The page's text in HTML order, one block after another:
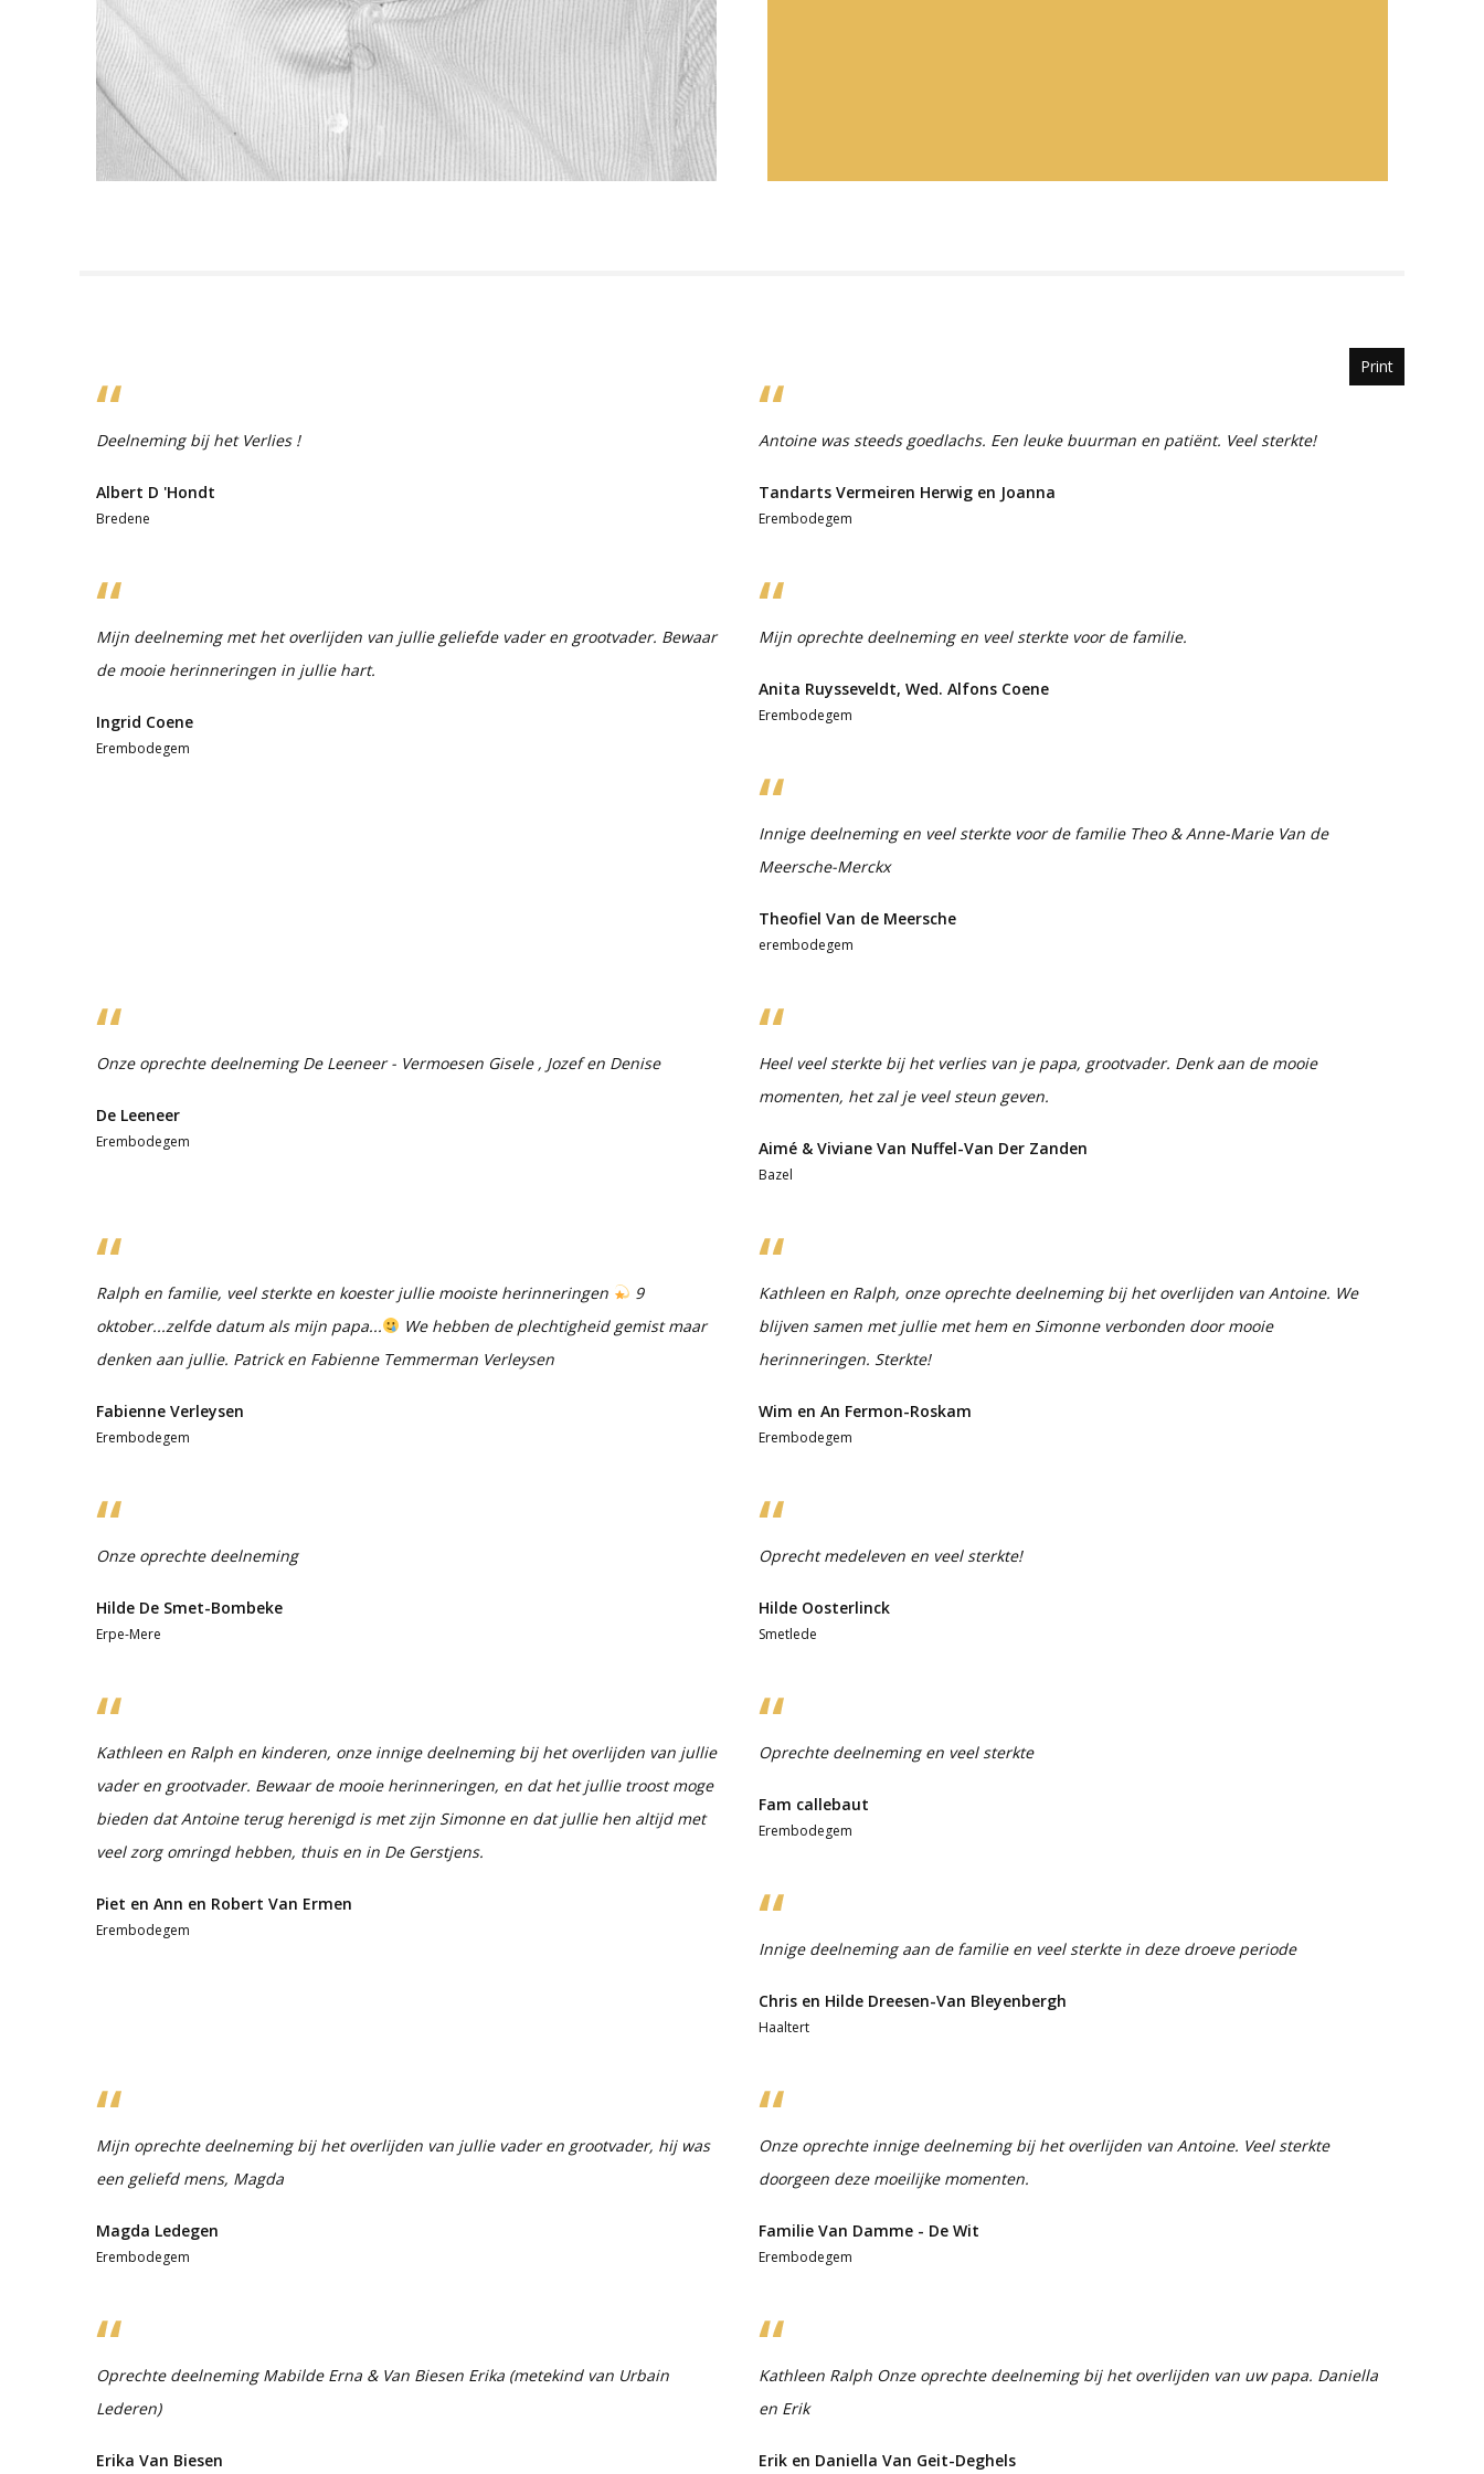
Print
Deelneming bij het Verlies !
Albert D 'Hondt
Bredene
Antoine was steeds goedlachs. Een leuke buurman en patiënt. Veel sterkte!
Tandarts Vermeiren Herwig en Joanna
Erembodegem
Mijn deelneming met het overlijden van jullie geliefde vader en grootvader. Bewaar
de mooie herinneringen in jullie hart.
Ingrid Coene
Erembodegem
Mijn oprechte deelneming en veel sterkte voor de familie.
Anita Ruysseveldt, Wed. Alfons Coene
Erembodegem
Innige deelneming en veel sterkte voor de familie Theo & Anne-Marie Van de
Meersche-Merckx
Theofiel Van de Meersche
erembodegem
Onze oprechte deelneming De Leeneer - Vermoesen Gisele , Jozef en Denise
De Leeneer
Erembodegem
Heel veel sterkte bij het verlies van je papa, grootvader. Denk aan de mooie
momenten, het zal je veel steun geven.
Aimé & Viviane Van Nuffel-Van Der Zanden
Bazel
Ralph en familie, veel sterkte en koester jullie mooiste herinneringen
9
oktober...zelfde datum als mijn papa...
We hebben de plechtigheid gemist maar
denken aan jullie. Patrick en Fabienne Temmerman Verleysen
Fabienne Verleysen
Erembodegem
Kathleen en Ralph, onze oprechte deelneming bij het overlijden van Antoine. We
blijven samen met jullie met hem en Simonne verbonden door mooie
herinneringen. Sterkte!
Wim en An Fermon-Roskam
Erembodegem
Onze oprechte deelneming
Hilde De Smet-Bombeke
Erpe-Mere
Oprecht medeleven en veel sterkte!
Hilde Oosterlinck
Smetlede
Kathleen en Ralph en kinderen, onze innige deelneming bij het overlijden van jullie
vader en grootvader. Bewaar de mooie herinneringen, en dat het jullie troost moge
bieden dat Antoine terug herenigd is met zijn Simonne en dat jullie hen altijd met
veel zorg omringd hebben, thuis en in De Gerstjens.
Piet en Ann en Robert Van Ermen
Erembodegem
Oprechte deelneming en veel sterkte
Fam callebaut
Erembodegem
Innige deelneming aan de familie en veel sterkte in deze droeve periode
Chris en Hilde Dreesen-Van Bleyenbergh
Haaltert
Mijn oprechte deelneming bij het overlijden van jullie vader en grootvader, hij was
een geliefd mens, Magda
Magda Ledegen
Erembodegem
Onze oprechte innige deelneming bij het overlijden van Antoine. Veel sterkte
doorgeen deze moeilijke momenten.
Familie Van Damme - De Wit
Erembodegem
Oprechte deelneming Mabilde Erna & Van Biesen Erika (metekind van Urbain
Lederen)
Erika Van Biesen
Kathleen Ralph Onze oprechte deelneming bij het overlijden van uw papa. Daniella
en Erik
Erik en Daniella Van Geit-Deghels